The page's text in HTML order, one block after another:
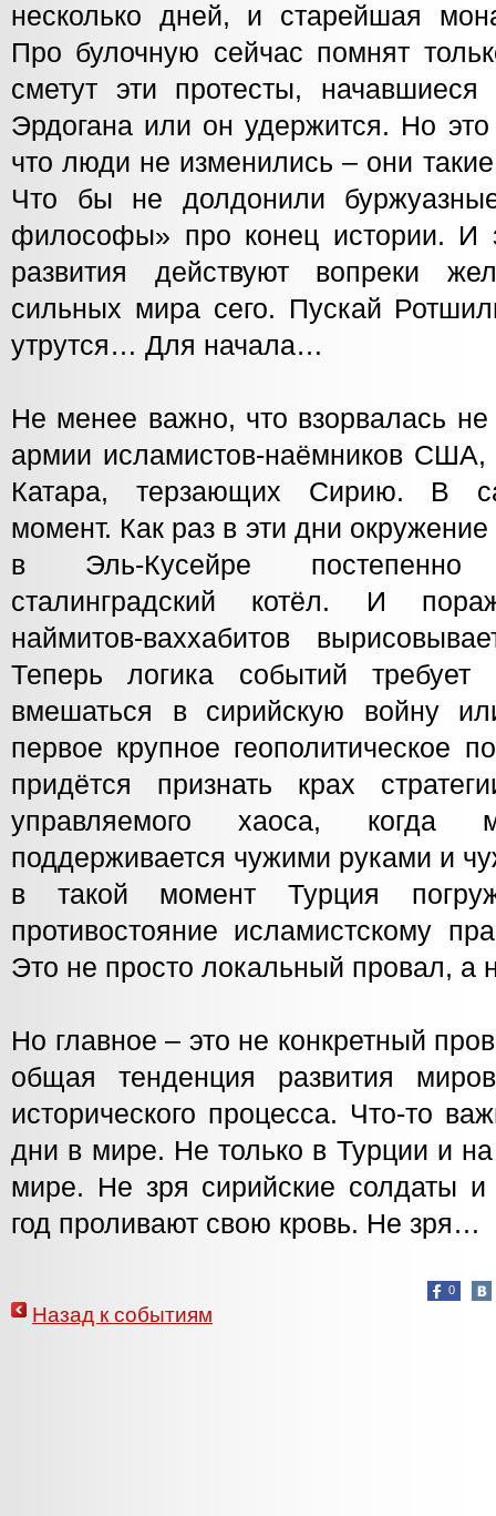
несколько дней, и старейшая
Про булочную сейчас помнят
сметут эти протесты,
Эрдогана или он удержится. Но
что люди не изменились – они
Что бы не долдонили
философы» про конец истории. И
развития действуют вопреки
сильных мира сего. Пускай
утрутся… Для начала…
Не менее важно, что взорвалась
армии исламистов-наёмников США,
Катара, терзающих Сирию. В
момент. Как раз в эти дни окружение
в Эль-Кусейре
сталинградский котёл. И
наймитов-ваххабитов
Теперь логика событий
вмешаться в сирийскую войну
первое крупное геополитическое
придётся признать крах
управляемого хаоса, когда
поддерживается чужими руками и
в такой момент Турция
противостояние исламистскому
Это не просто локальный провал, а
Но главное – это не конкретный
общая тенденция развития
исторического процесса. Что-то
дни в мире. Не только в Турции и
мире. Не зря сирийские солдаты
год проливают свою кровь. Не зря…
0
Назад к событиям